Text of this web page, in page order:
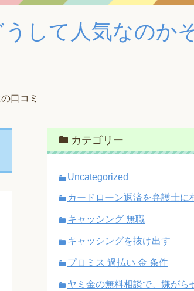
して人気なのか
口コミ
カテゴリー
Uncategorized
カードローン返済を弁護士に
キャッシング 無職
キャッシングを抜け出す
プロミス 過払い 金 条件
ヤミ金の無料相談で、嫌がら